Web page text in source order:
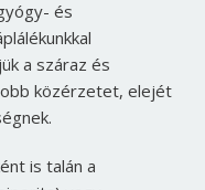
és
a száraz és
közérzetet, elejét
is talán a